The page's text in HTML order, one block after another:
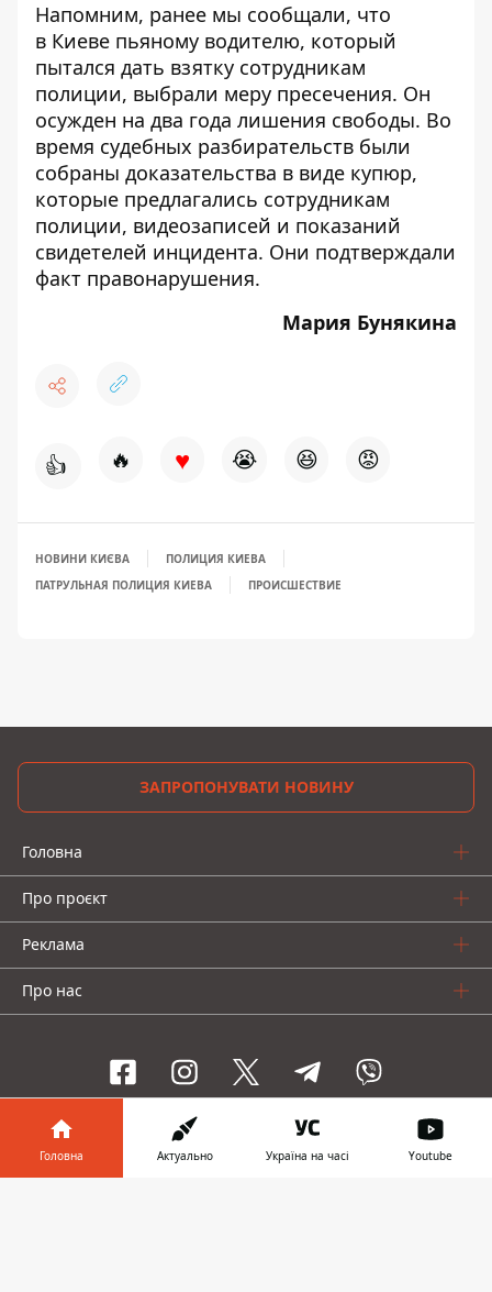
Напомним, ранее мы сообщали, что
в Киеве пьяному водителю, который
пытался дать взятку сотрудникам
полиции, выбрали меру пресечения. Он
осужден на два года лишения свободы. Во
время судебных разбирательств были
собраны доказательства в виде купюр,
которые предлагались сотрудникам
полиции, видеозаписей и показаний
свидетелей инцидента. Они подтверждали
факт правонарушения.
Мария Бунякина
👍 🔥 ♥ 😭 😆 😡
НОВИНИ КИЄВА
ПОЛИЦИЯ КИЕВА
ПАТРУЛЬНАЯ ПОЛИЦИЯ КИЕВА
ПРОИСШЕСТВИЕ
ЗАПРОПОНУВАТИ НОВИНУ
Головна
Про проєкт
Реклама
Про нас
Інформатор проекти
Головна Актуально Україна на часі Youtube